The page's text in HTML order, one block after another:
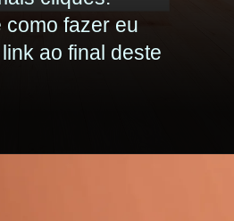
como fazer eu
ao final deste